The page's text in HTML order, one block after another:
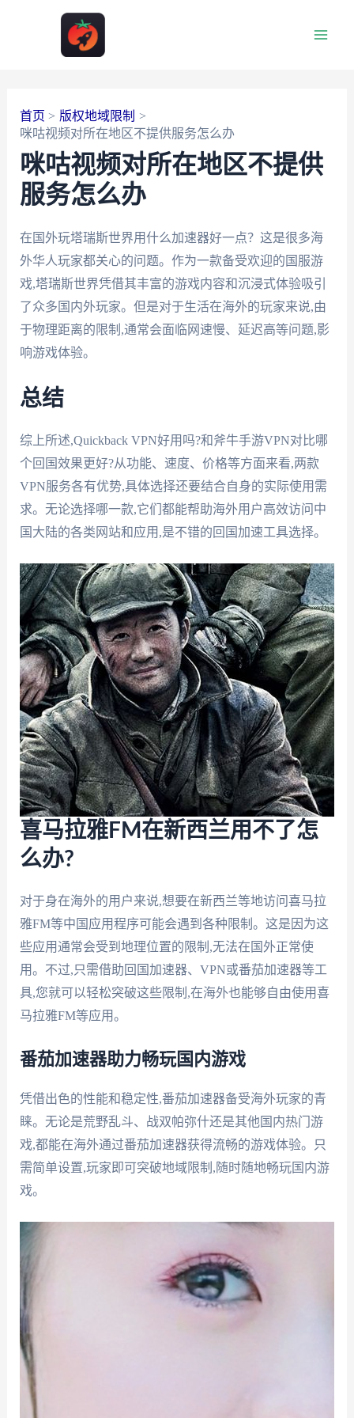
首页
版权地域限制
咪咕视频对所在地区不提供服务怎么办
咪咕视频对所在地区不提供
服务怎么办
在国外玩塔瑞斯世界用什么加速器好一点？这是很多海
外华人玩家都关心的问题。作为一款备受欢迎的国服游
戏,塔瑞斯世界凭借其丰富的游戏内容和沉浸式体验吸引
了众多国内外玩家。但是对于生活在海外的玩家来说,由
于物理距离的限制,通常会面临网速慢、延迟高等问题,影
响游戏体验。
总结
综上所述,Quickback VPN好用吗?和斧牛手游VPN对比哪
个回国效果更好?从功能、速度、价格等方面来看,两款
VPN服务各有优势,具体选择还要结合自身的实际使用需
求。无论选择哪一款,它们都能帮助海外用户高效访问中
国大陆的各类网站和应用,是不错的回国加速工具选择。
喜马拉雅FM在新西兰用不了怎
么办?
对于身在海外的用户来说,想要在新西兰等地访问喜马拉
雅FM等中国应用程序可能会遇到各种限制。这是因为这
些应用通常会受到地理位置的限制,无法在国外正常使
用。不过,只需借助回国加速器、VPN或番茄加速器等工
具,您就可以轻松突破这些限制,在海外也能够自由使用喜
马拉雅FM等应用。
番茄加速器助力畅玩国内游戏
凭借出色的性能和稳定性,番茄加速器备受海外玩家的青
睐。无论是荒野乱斗、战双帕弥什还是其他国内热门游
戏,都能在海外通过番茄加速器获得流畅的游戏体验。只
需简单设置,玩家即可突破地域限制,随时随地畅玩国内游
戏。